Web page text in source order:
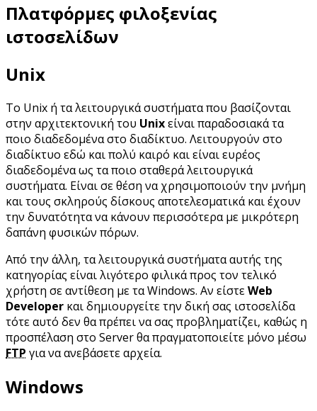
Πλατφόρμες φιλοξενίας
ιστοσελίδων
Unix
Το Unix ή τα λειτουργικά συστήματα που βασίζονται
στην αρχιτεκτονική του Unixείναι παραδοσιακά τα
ποιο διαδεδομένα στο διαδίκτυο. Λειτουργούν στο
διαδίκτυο εδώ και πολύ καιρό και είναι ευρέος
διαδεδομένα ως τα ποιο σταθερά λειτουργικά
συστήματα. Είναι σε θέση να χρησιμοποιούν την μνήμη
και τους σκληρούς δίσκους αποτελεσματικά και έχουν
την δυνατότητα να κάνουν περισσότερα με μικρότερη
δαπάνη φυσικών πόρων.
Από την άλλη, τα λειτουργικά συστήματα αυτής της
κατηγορίας είναι λιγότερο φιλικά προς τον τελικό
χρήστη σε αντίθεση με τα Windows. Αν είστεWeb
Developer και δημιουργείτε την δική σας ιστοσελίδα
τότε αυτό δεν θα πρέπει να σας προβληματίζει, καθώς η
προσπέλαση στο Server θα πραγματοποιείτε μόνο μέσω
FTP για να ανεβάσετε αρχεία.
Windows